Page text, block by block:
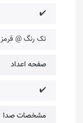
✔️
تک رنگ @ قرمز
صفحه اعداد
✔️
مشخصات صدا